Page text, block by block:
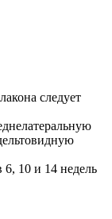
следует
6, 10 и 14 недель